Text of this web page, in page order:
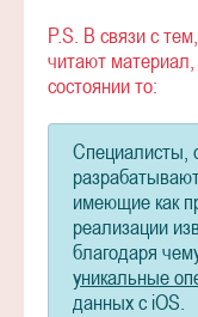
P.S. В связи с
читают материал,
состоянии то:
Специалисты,
имеющие как
реализации
благодаря
уникальные
данных с iOS.